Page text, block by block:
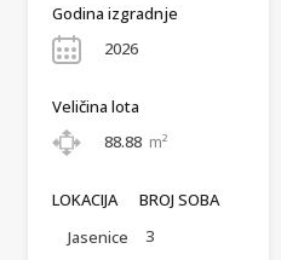
Godina izgradnje
2026
Veličina lota
88.88 m²
LOKACIJA
Jasenice
BROJ SOBA
3